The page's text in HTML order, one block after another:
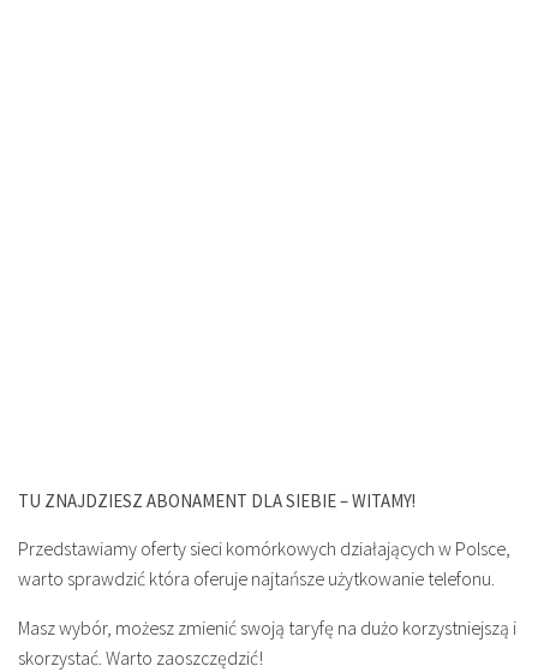
TU ZNAJDZIESZ ABONAMENT DLA SIEBIE – WITAMY!
Przedstawiamy oferty sieci komórkowych działających w Polsce,
warto sprawdzić która oferuje najtańsze użytkowanie telefonu.
Masz wybór, możesz zmienić swoją taryfę na dużo korzystniejszą i
skorzystać. Warto zaoszczędzić!